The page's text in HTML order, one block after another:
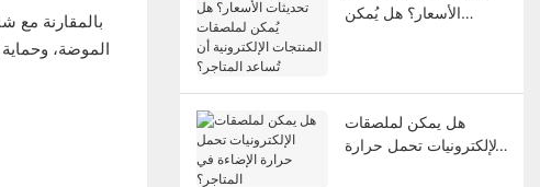
بالمقارنة مع
الموضة،
الأسعار؟ هل يُمكن
هل يمكن لملصقات
الإلكترونيات تحمل حرارة